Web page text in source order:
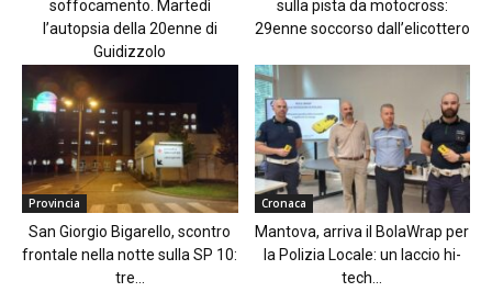
soffocamento. Martedì
l’autopsia della 20enne di
Guidizzolo
sulla pista da motocross:
29enne soccorso dall’elicottero
Provincia
San Giorgio Bigarello, scontro
frontale nella notte sulla SP 10:
tre...
Cronaca
Mantova, arriva il BolaWrap per
la Polizia Locale: un laccio hi-
tech...